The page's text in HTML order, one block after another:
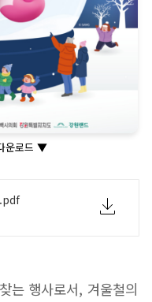
운로드 ▼
는 행사로서, 겨울철의